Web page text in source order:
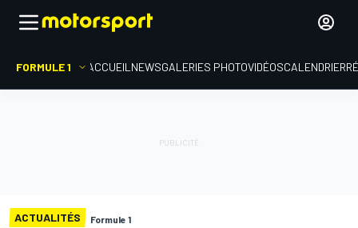
FORMULE 1 ACCUEIL NEWSGALERIES PHOTOVIDÉOSCALENDRIER
ACTUALITÉS Formule 1